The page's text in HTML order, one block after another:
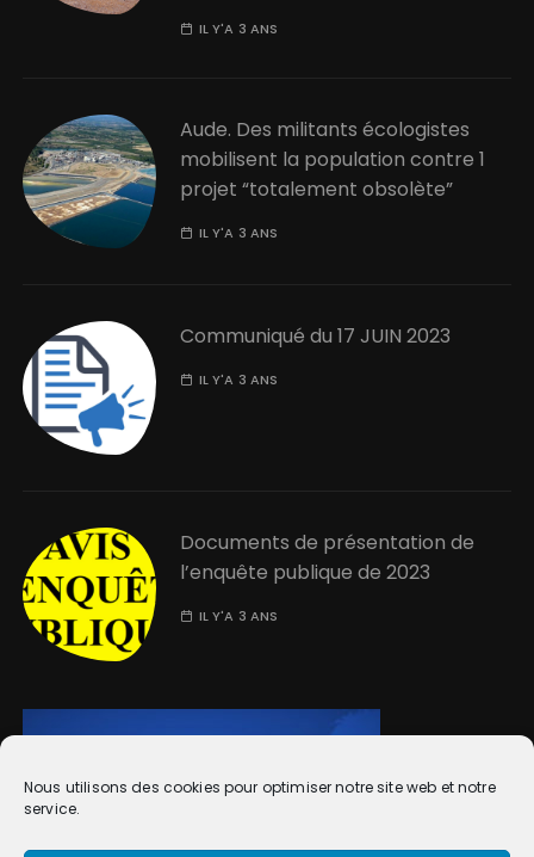
Nous utilisons des cookies pour optimiser notre site web et notre
service.
IL Y'A 3 ANS
Aude. Des militants écologistes
mobilisent la population contre 1
projet “totalement obsolète”
IL Y'A 3 ANS
Communiqué du 17 JUIN 2023
IL Y'A 3 ANS
Documents de présentation de
l’enquête publique de 2023
IL Y'A 3 ANS